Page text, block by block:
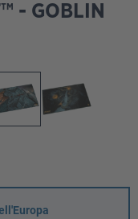
- GOBLIN